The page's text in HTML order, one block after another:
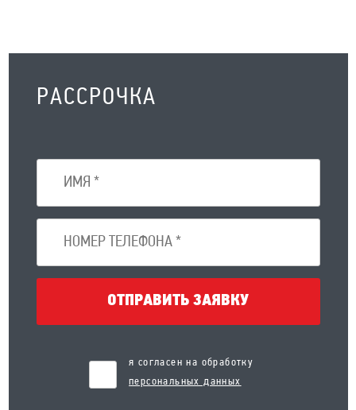
РАССРОЧКА
ОТПРАВИТЬ ЗАЯВКУ
я согласен на обработку
персональных данных